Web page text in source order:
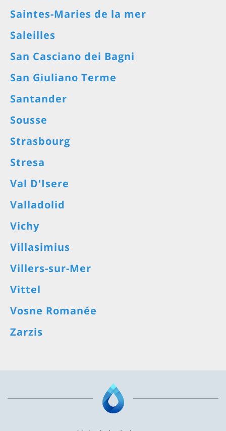
Saintes-Maries de la mer
Saleilles
San Casciano dei Bagni
San Giuliano Terme
Santander
Sousse
Strasbourg
Stresa
Val D'Isere
Valladolid
Vichy
Villasimius
Villers-sur-Mer
Vittel
Vosne Romanée
Zarzis